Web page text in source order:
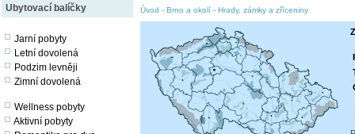
Ubytovací balíčky
Jarní pobyty
Letní dovolená
Podzim levněji
Zimní dovolená
Wellness pobyty
Aktivní pobyty
Úvod - Brno a okolí - Hrady, zámky a zříceniny